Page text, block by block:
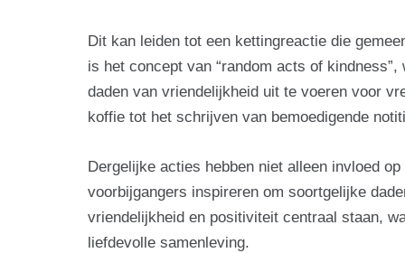
Dit kan leiden tot een kettingreactie die
is het concept van “random acts of
daden van vriendelijkheid uit te voeren voor
koffie tot het schrijven van bemoedigende
Dergelijke acties hebben niet alleen invloed
voorbijgangers inspireren om soortgelijke
vriendelijkheid en positiviteit centraal staan,
liefdevolle samenleving.